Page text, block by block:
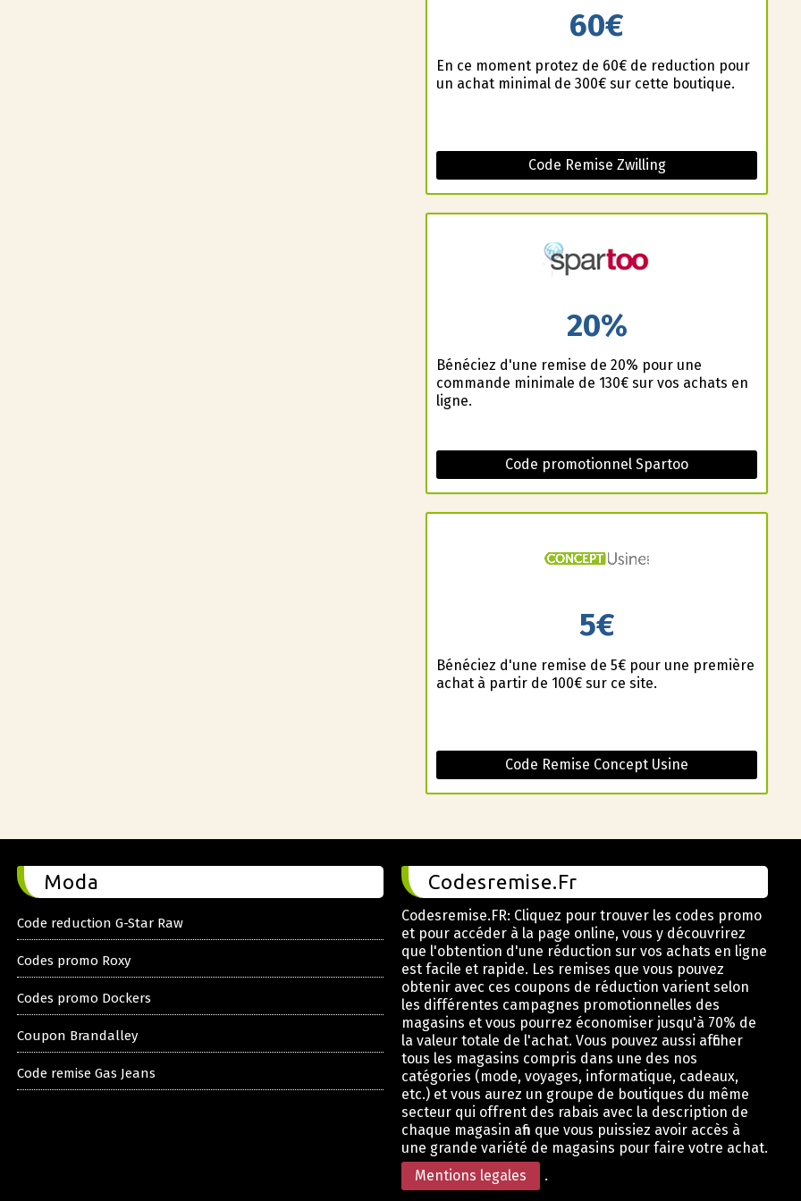
60€
En ce moment profitez de 60€ de reduction pour
un achat minimal de 300€ sur cette boutique.
Code Remise Zwilling
20%
Bénéficiez d'une remise de 20% pour une
commande minimale de 130€ sur vos achats en
ligne.
Code promotionnel Spartoo
5€
Bénéficiez d'une remise de 5€ pour une première
achat à partir de 100€ sur ce site.
Code Remise Concept Usine
Moda
Code reduction G-Star Raw
Codes promo Roxy
Codes promo Dockers
Coupon Brandalley
Code remise Gas Jeans
Codesremise.Fr
Codesremise.FR: Cliquez pour trouver les codes promo
et pour accéder à la page online, vous y découvrirez
que l'obtention d'une réduction sur vos achats en ligne
est facile et rapide. Les remises que vous pouvez
obtenir avec ces coupons de réduction varient selon
les différentes campagnes promotionnelles des
magasins et vous pourrez économiser jusqu'à 70% de
la valeur totale de l'achat. Vous pouvez aussi afficher
tous les magasins compris dans une des nos
catégories (mode, voyages, informatique, cadeaux,
etc.) et vous aurez un groupe de boutiques du même
secteur qui offrent des rabais avec la description de
chaque magasin afin que vous puissiez avoir accès à
une grande variété de magasins pour faire votre achat.
Mentions legales
.